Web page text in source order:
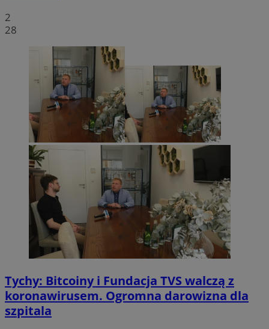
2
28
Tychy: Bitcoiny i Fundacja TVS walczą z
koronawirusem. Ogromna darowizna dla
szpitala